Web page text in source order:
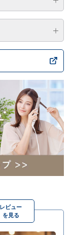
レビュー
を見る